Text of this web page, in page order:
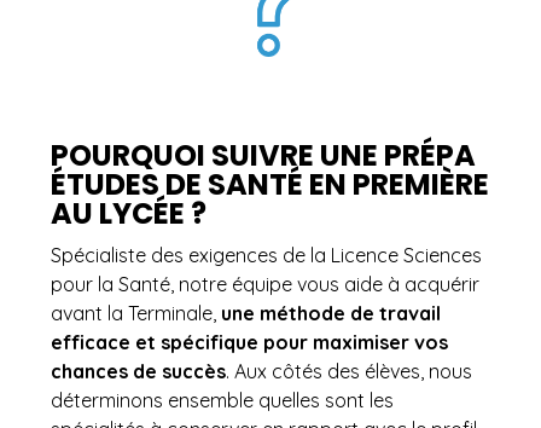
POURQUOI SUIVRE UNE PRÉPA
ÉTUDES DE SANTÉ EN PREMIÈRE
AU LYCÉE ?
Spécialiste des exigences de la Licence Sciences
pour la Santé, notre équipe vous aide à acquérir
avant la Terminale, une méthode de travail
efficace et spécifique pour maximiser vos
chances de succès. Aux côtés des élèves, nous
déterminons ensemble quelles sont les